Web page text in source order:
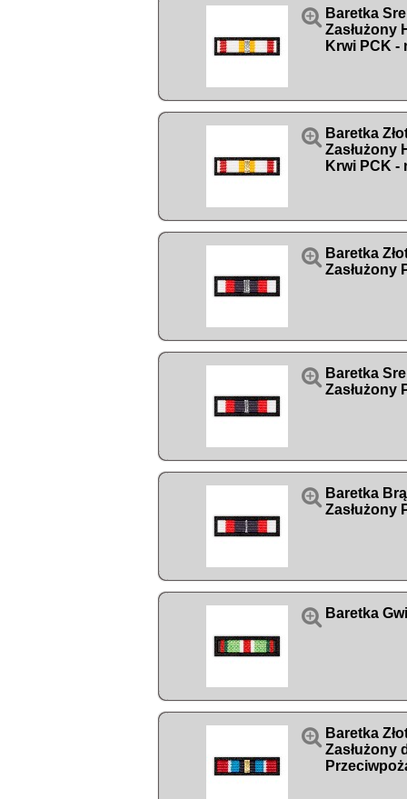
 Baretka
Zasłużony
Krwi PCK -
 Baretka
Zasłużony
Krwi PCK -
 Baretka
Zasłużony
 Baretka
Zasłużony
 Baretka
Zasłużony
 Baretka
 Baretka
Zasłużony